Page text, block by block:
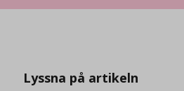
LyssnaLyssna på artikeln